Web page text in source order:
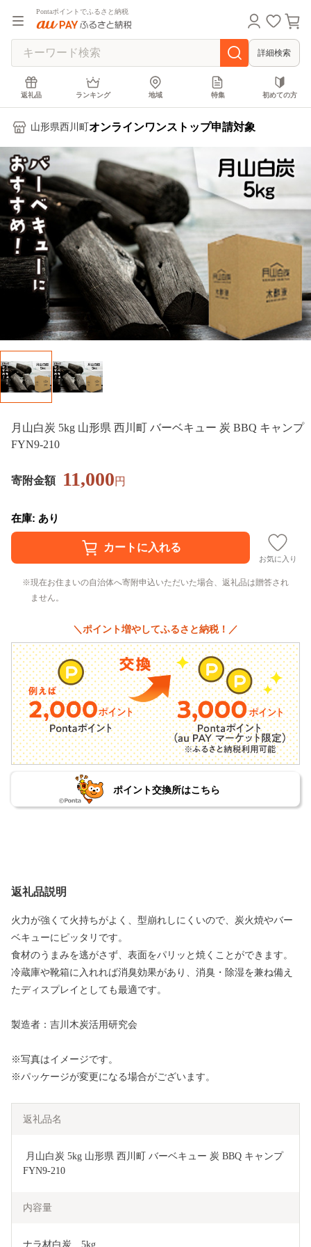
Pontaポイントでふるさと納税
詳細検索
返礼品 ランキング 地域 特集 初めての方
山形県西川町 オンラインワンストップ申請対象
月山白炭 5kg 山形県 西川町 バーベキュー 炭 BBQ キャンプ
FYN9-210
寄附金額 11,000円
在庫: あり
お気に入り
現在お住まいの自治体へ寄附申込いただいた場合、返礼品は贈答され
ません。
＼ポイント増やしてふるさと納税！／
ポイント交換所はこちら
返礼品説明
火力が強くて火持ちがよく、型崩れしにくいので、炭火焼やバー
ベキューにピッタリです。
食材のうまみを逃がさず、表面をパリッと焼くことができます。
冷蔵庫や靴箱に入れれば消臭効果があり、消臭・除湿を兼ね備え
たディスプレイとしても最適です。
製造者：吉川木炭活用研究会
※写真はイメージです。
※パッケージが変更になる場合がございます。
返礼品名
FYN9-210
内容量
ナラ材白炭　5kg